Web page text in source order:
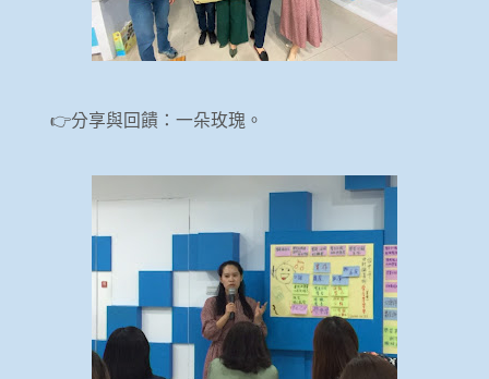
👉分享與回饋：一朵玫瑰。